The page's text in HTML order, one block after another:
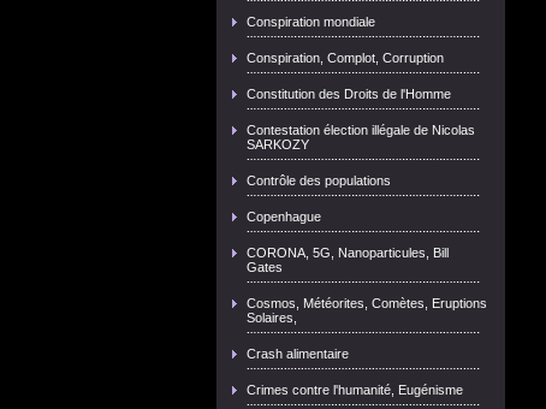
Conspiration mondiale
Conspiration, Complot, Corruption
Constitution des Droits de l'Homme
Contestation élection illégale de Nicolas
SARKOZY
Contrôle des populations
Copenhague
CORONA, 5G, Nanoparticules, Bill
Gates
Cosmos, Météorites, Comètes, Eruptions
Solaires,
Crash alimentaire
Crimes contre l'humanité, Eugénisme